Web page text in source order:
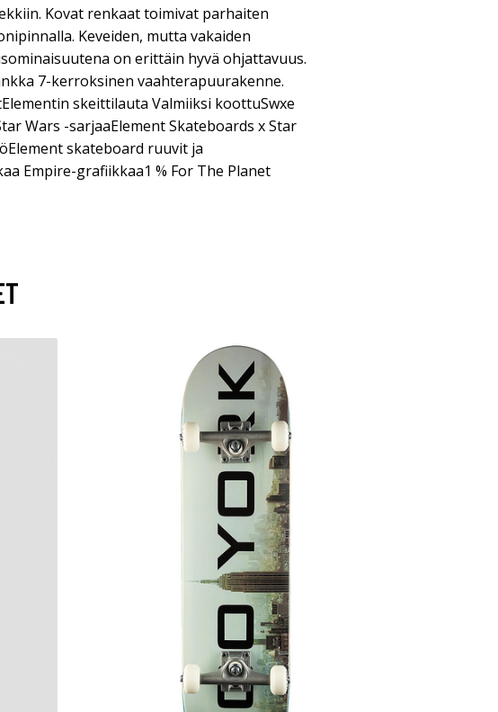
Kovat renkaat toimivat parhaiten
Keveiden, mutta vakaiden
on erittäin hyvä ohjattavuus.
7-kerroksinen vaahterapuurakenne.
skeittilauta Valmiiksi koottuSwxe
Wars -sarjaaElement Skateboards x Star
skateboard ruuvit ja
Empire-grafiikkaa1 % For The Planet